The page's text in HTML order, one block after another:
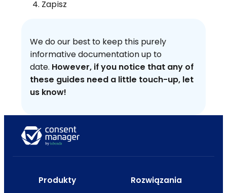
Zapisz
We do our best to keep this purely
informative documentation up to
date. However, if you notice that any of
these guides need a little touch-up, let
us know!
Produkty Rozwiązania